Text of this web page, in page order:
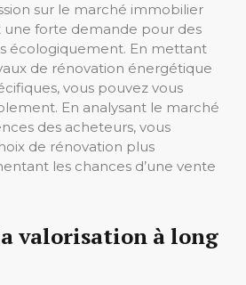
sur le marché immobilier
forte demande pour des
écologiquement. En mettant
de rénovation énergétique
vous pouvez vous
En analysant le marché
des acheteurs, vous
de rénovation plus
les chances d’une vente
valorisation à long